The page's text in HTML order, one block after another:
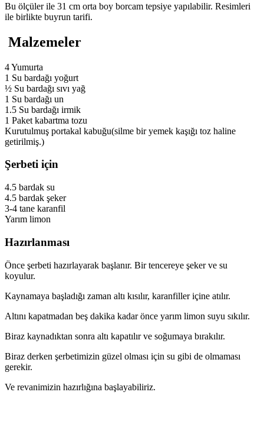
Bu ölçüler ile 31 cm orta boy borcam tepsiye yapılabilir. Resimleri
ile birlikte buyrun tarifi.
Malzemeler
4 Yumurta
1 Su bardağı yoğurt
½ Su bardağı sıvı yağ
1 Su bardağı un
1.5 Su bardağı irmik
1 Paket kabartma tozu
Kurutulmuş portakal kabuğu(silme bir yemek kaşığı toz haline
getirilmiş.)
Şerbeti için
4.5 bardak su
4.5 bardak şeker
3-4 tane karanfil
Yarım limon
Hazırlanması
Önce şerbeti hazırlayarak başlanır. Bir tencereye şeker ve su
koyulur.
Kaynamaya başladığı zaman altı kısılır, karanfiller içine atılır.
Altını kapatmadan beş dakika kadar önce yarım limon suyu sıkılır.
Biraz kaynadıktan sonra altı kapatılır ve soğumaya bırakılır.
Biraz derken şerbetimizin güzel olması için su gibi de olmaması
gerekir.
Ve revanimizin hazırlığına başlayabiliriz.